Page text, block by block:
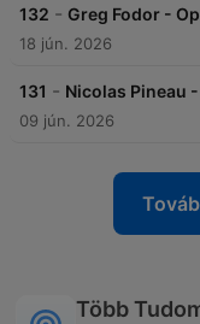
132 - Greg Fodor -
18 jún. 2026
131 - Nicolas Pineau
09 jún. 2026
Több